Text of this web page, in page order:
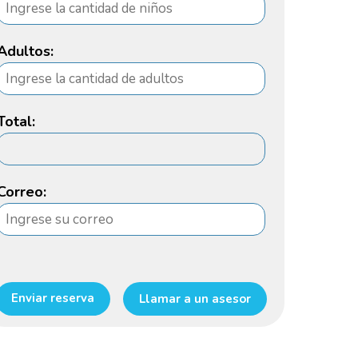
Enviar reserva Llamar a un asesor